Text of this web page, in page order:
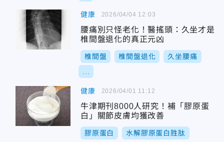
健康
腰痛別只怪老化！醫搖頭：久坐才是
椎間盤退化的真正元凶
椎間盤 椎間盤退化 久坐腰痛
2026/04/04 12:03
健康
牛津期刊8000人研究！補「膠原蛋
白」關節皮膚均獲改善
膠原蛋白 水解膠原蛋白胜肽
2026/04/01 11:12